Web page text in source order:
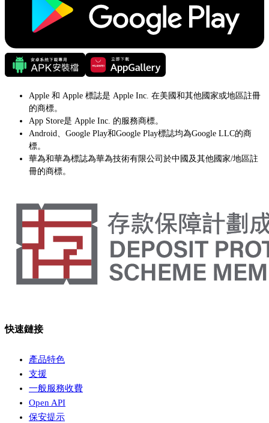
Apple 和 Apple 標誌是 Apple Inc. 在美國和其他國家或地區註冊
的商標。
App Store是 Apple Inc. 的服務商標。
Android、Google Play和Google Play標誌均為Google LLC的商
標。
華為和華為標誌為華為技術有限公司於中國及其他國家/地區註
冊的商標。
快速鏈接
產品特色
支援
一般服務收費
Open API
保安提示